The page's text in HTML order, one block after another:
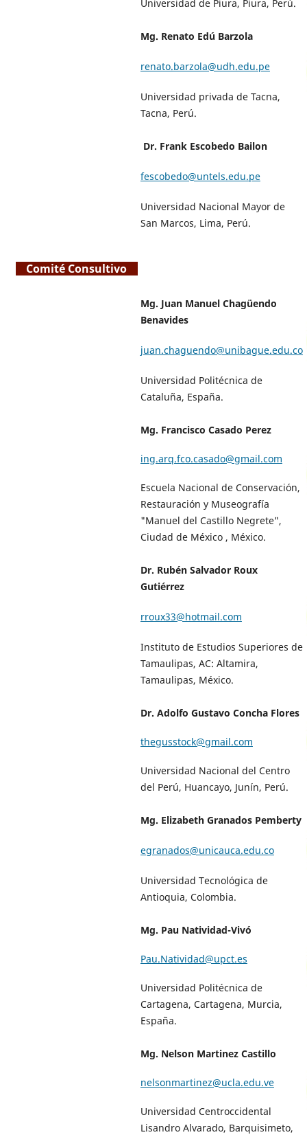
Universidad de Piura, Piura, Perú.
Mg. Renato Edú Barzola
renato.barzola@udh.edu.pe
Universidad privada de Tacna,
Tacna, Perú.
Dr. Frank Escobedo Bailon
fescobedo@untels.edu.pe
Universidad Nacional Mayor de
San Marcos, Lima, Perú.
Comité Consultivo
Mg. Juan Manuel Chagüendo
Benavides
juan.chaguendo@unibague.edu.co
Universidad Politécnica de
Cataluña, España.
Mg. Francisco Casado Perez
ing.arq.fco.casado@gmail.com
Escuela Nacional de Conservación,
Restauración y Museografía
"Manuel del Castillo Negrete",
Ciudad de México , México.
Dr. Rubén Salvador Roux
Gutiérrez
rroux33@hotmail.com
Instituto de Estudios Superiores de
Tamaulipas, AC: Altamira,
Tamaulipas, México.
Dr. Adolfo Gustavo Concha Flores
thegusstock@gmail.com
Universidad Nacional del Centro
del Perú, Huancayo, Junín, Perú.
Mg. Elizabeth Granados Pemberty
egranados@unicauca.edu.co
Universidad Tecnológica de
Antioquia, Colombia.
Mg. Pau Natividad-Vivó
Pau.Natividad@upct.es
Universidad Politécnica de
Cartagena, Cartagena, Murcia,
España.
Mg. Nelson Martinez Castillo
nelsonmartinez@ucla.edu.ve
Universidad Centroccidental
Lisandro Alvarado, Barquisimeto,